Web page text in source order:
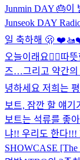
Junmin DAY 🎂이
Junseok DAY
일 축하해 🫢
오늘이래요🙇‍♂️따
즈…그리고 약간
녕하세요 저희는
보트, 잠깐 할 얘기
보트는 석류를 좋
냐!! 우리도 한다!!!
SHOWCASE